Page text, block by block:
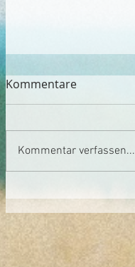
Kommentare
Kommentar verfassen...